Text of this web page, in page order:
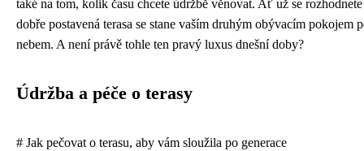
také na tom, kolik času chcete údržbě věnovat. Ať už se
dobře postavená terasa se stane vaším druhým obývacím pokojem
nebem. A není právě tohle ten pravý luxus dnešní doby?
Údržba a péče o terasy
# Jak pečovat o terasu, aby vám sloužila po generace